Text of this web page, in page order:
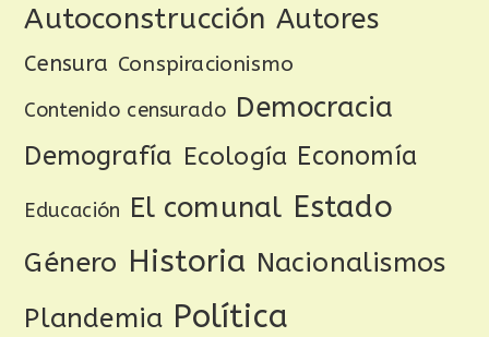
Autoconstrucción Autores
Censura Conspiracionismo
Contenido censurado Democracia
Demografía Ecología Economía
Educación El comunal Estado
Género Historia Nacionalismos
Plandemia Política